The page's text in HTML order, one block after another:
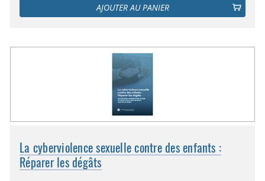
AJOUTER AU PANIER
La cyberviolence sexuelle contre des enfants :
Réparer les dégâts